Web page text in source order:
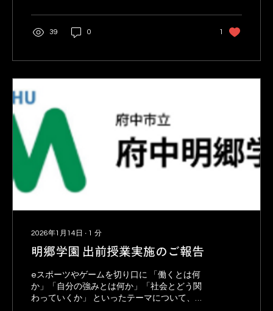
39 0 1
2026年1月14日 ∙ 1 分
明郷学園 出前授業実施のご報告
eスポーツやゲームを切り口に 「働くとは何
か」「自分の強みとは何か」「社会とどう関
わっていくか」 といったテーマについて、生